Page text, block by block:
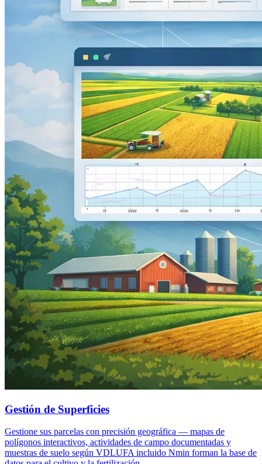
Gestión de Superficies
Gestione sus parcelas con precisión geográfica — mapas de
polígonos interactivos, actividades de campo documentadas y
muestras de suelo según VDLUFA incluido Nmin forman la base de